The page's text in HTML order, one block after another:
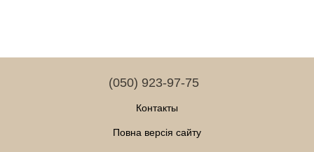
(050) 923-97-75
Контакты
Повна версія сайту